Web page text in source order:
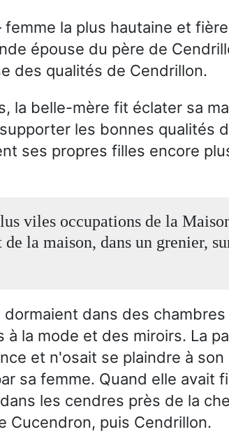
la plus hautaine et
épouse du père de
des qualités de Cendrillon.
la belle-mère fit éclater sa
les bonnes qualités
ses propres filles encore
viles occupations de la
la maison, dans un grenier,
dans des chambres
la mode et des miroirs. La
et n'osait se plaindre à son
sa femme. Quand elle avait
les cendres près de la
Cucendron, puis Cendrillon.